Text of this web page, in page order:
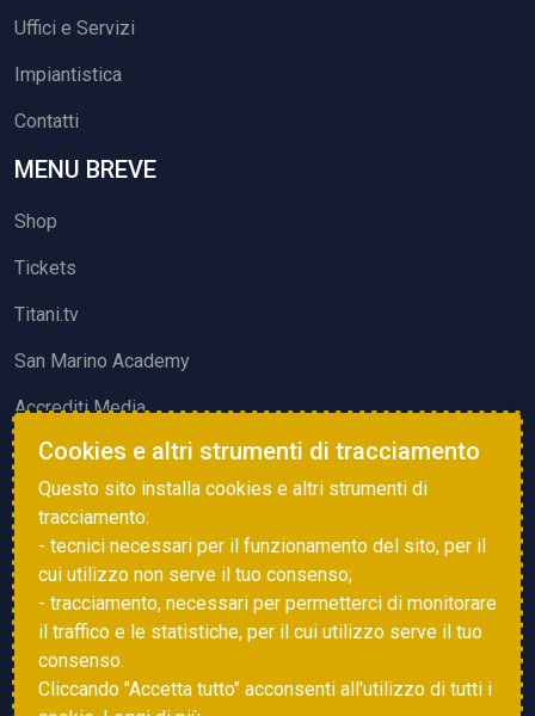
Uffici e Servizi
Impiantistica
Contatti
MENU BREVE
Shop
Tickets
Titani.tv
San Marino Academy
Accrediti Media
ATTIVITÀ ED EVENTI
Squadre di Calcio
Associazione Sammarinese Arbitri
Vota gol e parata
Cookies e altri strumenti di tracciamento
Questo sito installa cookies e altri strumenti di
tracciamento:
- tecnici necessari per il funzionamento del sito, per il
cui utilizzo non serve il tuo consenso;
- tracciamento, necessari per permetterci di monitorare
il traffico e le statistiche, per il cui utilizzo serve il tuo
consenso.
Cliccando "Accetta tutto" acconsenti all'utilizzo di tutti i